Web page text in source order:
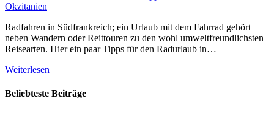
Okzitanien
Radfahren in Südfrankreich; ein Urlaub mit dem Fahrrad gehört
neben Wandern oder Reittouren zu den wohl umweltfreundlichsten
Reisearten. Hier ein paar Tipps für den Radurlaub in…
Weiterlesen
Beliebteste Beiträge